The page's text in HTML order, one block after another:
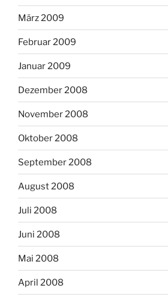
März 2009
Februar 2009
Januar 2009
Dezember 2008
November 2008
Oktober 2008
September 2008
August 2008
Juli 2008
Juni 2008
Mai 2008
April 2008